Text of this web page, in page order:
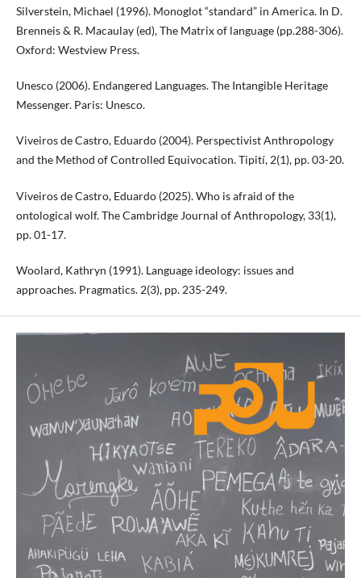
Silverstein, Michael (1996). Monoglot “standard” in America. In D.
Brenneis & R. Macaulay (ed), The Matrix of language (pp.288-306).
Oxford: Westview Press.
Unesco (2006). Endangered Languages. The Intangible Heritage
Messenger. Paris: Unesco.
Viveiros de Castro, Eduardo (2004). Perspectivist Anthropology
and the Method of Controlled Equivocation. Tipití, 2(1), pp. 03-20.
Viveiros de Castro, Eduardo (2025). Who is afraid of the
ontological wolf. The Cambridge Journal of Anthropology, 33(1),
pp. 01-17.
Woolard, Kathryn (1991). Language ideology: issues and
approaches. Pragmatics. 2(3), pp. 235-249.